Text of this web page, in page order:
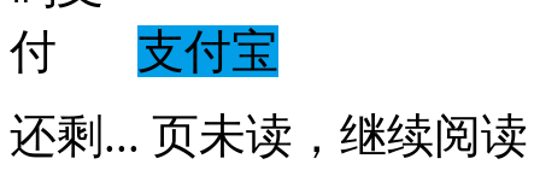
支付宝
还剩 ... 页未读， 继续阅读